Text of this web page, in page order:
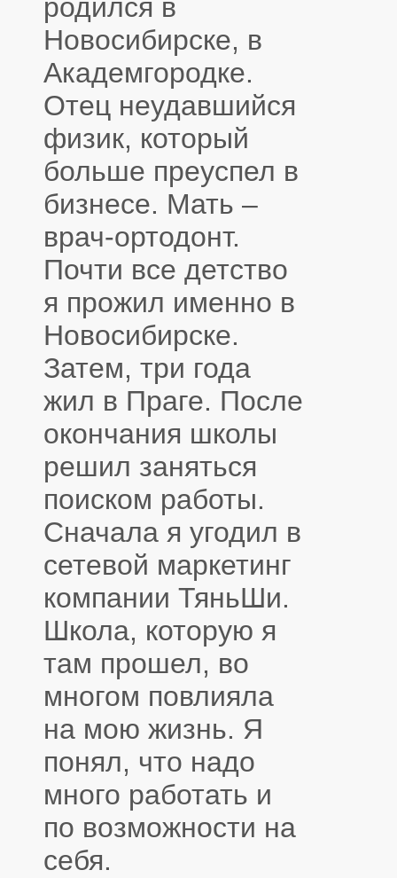
родился в
Новосибирске, в
Академгородке.
Отец неудавшийся
физик, который
больше преуспел в
бизнесе. Мать –
врач-ортодонт.
Почти все детство
я прожил именно в
Новосибирске.
Затем, три года
жил в Праге. После
окончания школы
решил заняться
поиском работы.
Сначала я угодил в
сетевой маркетинг
компании ТяньШи.
Школа, которую я
там прошел, во
многом повлияла
на мою жизнь. Я
понял, что надо
много работать и
по возможности на
себя.